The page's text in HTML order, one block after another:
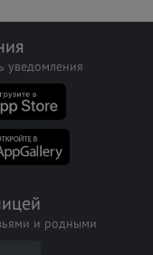
уведомления
и родными